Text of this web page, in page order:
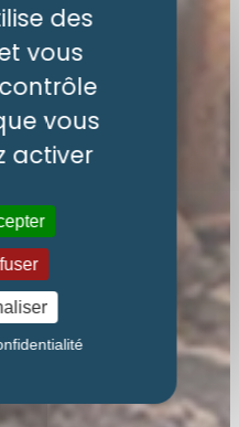
des
vous
vous
activer